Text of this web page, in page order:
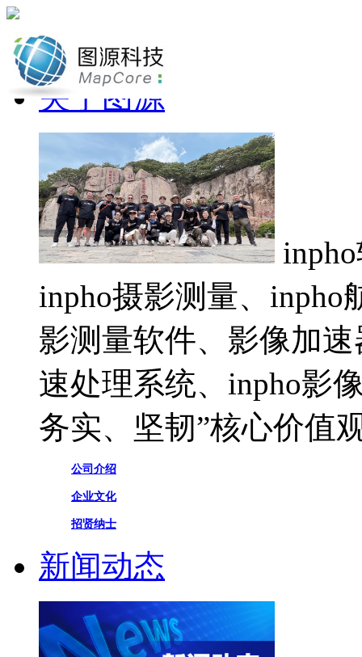
网站首页
关于图源
inpho摄影测量、inpho
影测量软件、影像加
速处理系统、inpho影
务实、坚韧”核心价值
公司介绍
企业文化
招贤纳士
新闻动态